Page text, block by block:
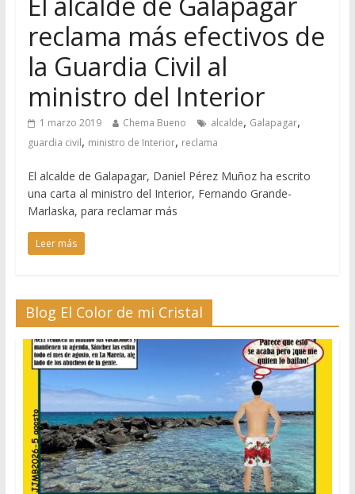
reclama más efectivos de
la Guardia Civil al
ministro del Interior
1 marzo 2019 Chema Bueno alcalde, Galapagar,
guardia civil, ministro de Interior, reclama
El alcalde de Galapagar, Daniel Pérez Muñoz ha escrito
una carta al ministro del Interior, Fernando Grande-
Marlaska, para reclamar más
Leer más
Blog El Color de mi Cristal